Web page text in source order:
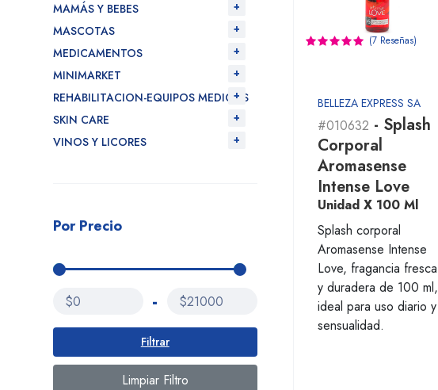
(7 Reseñas)
BELLEZA EXPRESS SA
#010632 - Splash
Corporal
Aromasense
Intense Love
Unidad X 100 Ml
Splash corporal
Aromasense Intense
Love, fragancia fresca
y duradera de 100 ml,
ideal para uso diario y
sensualidad.
MAMÁS Y BEBES
MASCOTAS
MEDICAMENTOS
MINIMARKET
REHABILITACION-EQUIPOS MEDICOS
SKIN CARE
VINOS Y LICORES
Por Precio
$0 - $21000
Filtrar
Limpiar Filtro